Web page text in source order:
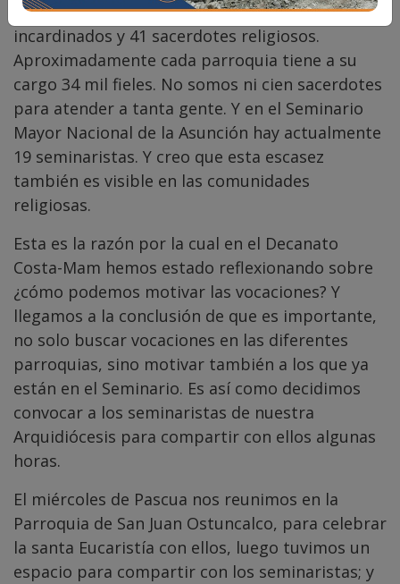
38 parroquias y 84 sacerdotes: 43 sacerdotes
incardinados y 41 sacerdotes religiosos.
Aproximadamente cada parroquia tiene a su
cargo 34 mil fieles. No somos ni cien sacerdotes
para atender a tanta gente. Y en el Seminario
Mayor Nacional de la Asunción hay actualmente
19 seminaristas. Y creo que esta escasez
también es visible en las comunidades
religiosas.
Esta es la razón por la cual en el Decanato
Costa-Mam hemos estado reflexionando sobre
¿cómo podemos motivar las vocaciones? Y
llegamos a la conclusión de que es importante,
no solo buscar vocaciones en las diferentes
parroquias, sino motivar también a los que ya
están en el Seminario. Es así como decidimos
convocar a los seminaristas de nuestra
Arquidiócesis para compartir con ellos algunas
horas.
El miércoles de Pascua nos reunimos en la
Parroquia de San Juan Ostuncalco, para celebrar
la santa Eucaristía con ellos, luego tuvimos un
espacio para compartir con los seminaristas; y